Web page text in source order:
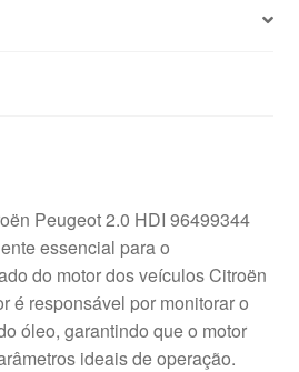
Peugeot 2.0 HDI 96499344
essencial para o
do motor dos veículos Citroën
é responsável por monitorar o
óleo, garantindo que o motor
ideais de operação.